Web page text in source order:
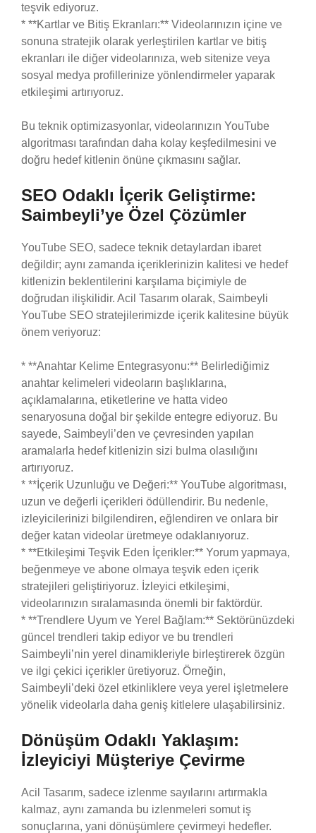
teşvik ediyoruz.
* **Kartlar ve Bitiş Ekranları:** Videolarınızın içine ve
sonuna stratejik olarak yerleştirilen kartlar ve bitiş
ekranları ile diğer videolarınıza, web sitenize veya
sosyal medya profillerinize yönlendirmeler yaparak
etkileşimi artırıyoruz.
Bu teknik optimizasyonlar, videolarınızın YouTube
algoritması tarafından daha kolay keşfedilmesini ve
doğru hedef kitlenin önüne çıkmasını sağlar.
SEO Odaklı İçerik Geliştirme:
Saimbeyli’ye Özel Çözümler
YouTube SEO, sadece teknik detaylardan ibaret
değildir; aynı zamanda içeriklerinizin kalitesi ve hedef
kitlenizin beklentilerini karşılama biçimiyle de
doğrudan ilişkilidir. Acil Tasarım olarak, Saimbeyli
YouTube SEO stratejilerimizde içerik kalitesine büyük
önem veriyoruz:
* **Anahtar Kelime Entegrasyonu:** Belirlediğimiz
anahtar kelimeleri videoların başlıklarına,
açıklamalarına, etiketlerine ve hatta video
senaryosuna doğal bir şekilde entegre ediyoruz. Bu
sayede, Saimbeyli’den ve çevresinden yapılan
aramalarla hedef kitlenizin sizi bulma olasılığını
artırıyoruz.
* **İçerik Uzunluğu ve Değeri:** YouTube algoritması,
uzun ve değerli içerikleri ödüllendirir. Bu nedenle,
izleyicilerinizi bilgilendiren, eğlendiren ve onlara bir
değer katan videolar üretmeye odaklanıyoruz.
* **Etkileşimi Teşvik Eden İçerikler:** Yorum yapmaya,
beğenmeye ve abone olmaya teşvik eden içerik
stratejileri geliştiriyoruz. İzleyici etkileşimi,
videolarınızın sıralamasında önemli bir faktördür.
* **Trendlere Uyum ve Yerel Bağlam:** Sektörünüzdeki
güncel trendleri takip ediyor ve bu trendleri
Saimbeyli’nin yerel dinamikleriyle birleştirerek özgün
ve ilgi çekici içerikler üretiyoruz. Örneğin,
Saimbeyli’deki özel etkinliklere veya yerel işletmelere
yönelik videolarla daha geniş kitlelere ulaşabilirsiniz.
Dönüşüm Odaklı Yaklaşım:
İzleyiciyi Müşteriye Çevirme
Acil Tasarım, sadece izlenme sayılarını artırmakla
kalmaz, aynı zamanda bu izlenmeleri somut iş
sonuçlarına, yani dönüşümlere çevirmeyi hedefler.